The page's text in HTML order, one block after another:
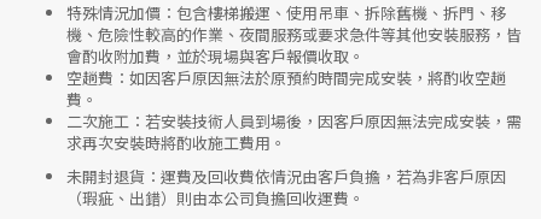
特殊情況加價 ：包含樓梯搬運、使用吊車、拆除舊機、拆門、移
機、危險性較高的作業、夜間服務或要求急件等其他安裝服務，皆
會酌收附加費，並於現場與客戶報價收取。
空趟費 ：如因客戶原因無法於原預約時間完成安裝，將酌收空趟
費。
二次施工 ：若安裝技術人員到場後，因客戶原因無法完成安裝，需
求再次安裝時將酌收施工費用。
未開封退貨 ：運費及回收費依情況由客戶負擔，若為非客戶原因
（瑕疵、出錯）則由本公司負擔回收運費。